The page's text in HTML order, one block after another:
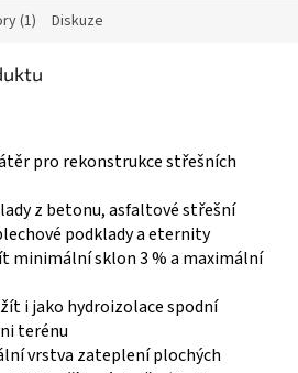
(1) Diskuze
pro rekonstrukce střešních
z betonu, asfaltové střešní
podklady aeternity
minimální sklon 3 % a maximální
i jako hydroizolace spodní
terénu
vrstva zateplení plochých